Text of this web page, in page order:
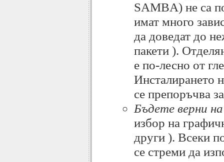
SAMBA) не са
имат много
да доведат до
пакети ).
е по-лесно от
Инсталирането
се препоръчва
Бъдете верни
избор на
други ). Всеки
се стреми да